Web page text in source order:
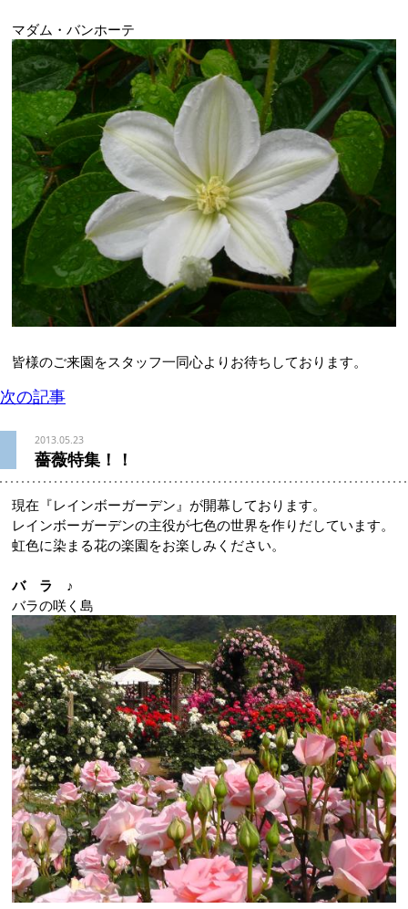
マダム・バンホーテ
皆様のご来園をスタッフ一同心よりお待ちしております。
次の記事
2013.05.23
薔薇特集！！
現在『レインボーガーデン』が開幕しております。
レインボーガーデンの主役が七色の世界を作りだしています。
虹色に染まる花の楽園をお楽しみください。
バ ラ ♪
バラの咲く島